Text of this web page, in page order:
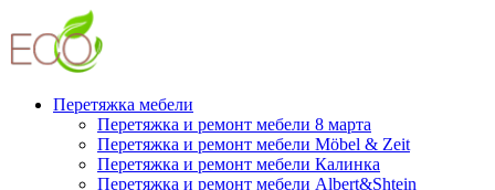
Перетяжка мебели
Перетяжка и ремонт мебели 8 марта
Перетяжка и ремонт мебели Möbel & Zeit
Перетяжка и ремонт мебели Калинка
Перетяжка и ремонт мебели Albert&Shtein